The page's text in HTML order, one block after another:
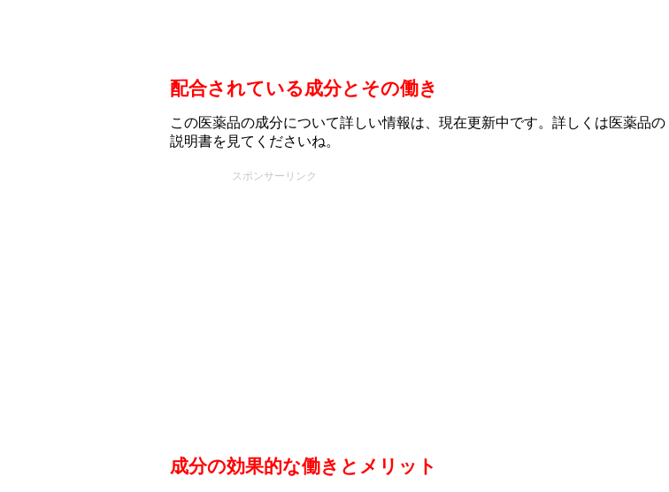
配合されている成分とその働き
この医薬品の成分について詳しい情報は、現在更新中です。詳しくは医薬品の
説明書を見てくださいね。
スポンサーリンク
成分の効果的な働きとメリット